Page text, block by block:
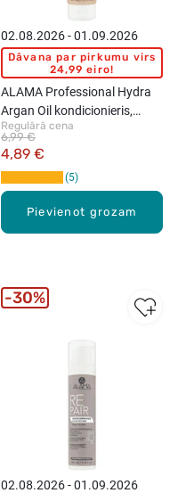
Pievienot grozam
02.08.2026 - 01.09.2026
Dāvana par pirkumu virs
24,99 eiro!
ALAMA Professional Hydra
Argan Oil kondicionieris,
300ml
Regulārā cena
4,89 €
6,99 €
5
02.08.2026 - 01.09.2026
30%